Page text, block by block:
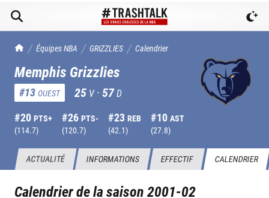
TrashTalk Actu NBA
Équipes NBA GRIZZLIES Calendrier
Memphis Grizzlies
#13 OUEST 25 V ·57D
#20 PTS+
(114.7)
#26 PTS-
(120.7)
#23 REB
(42.1)
#10 AST
(27.8)
ACTUALITÉ INFORMATIONS EFFECTIF CALENDRIER
Calendrier de la saison2001-02